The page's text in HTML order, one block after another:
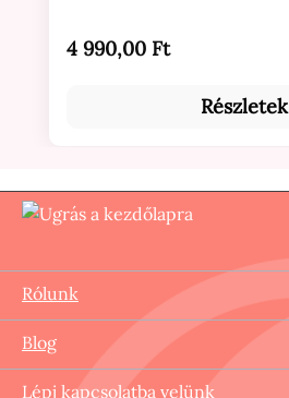
Normál ár:
4 990,00 Ft
Részletek
Rólunk
Blog
Lépj kapcsolatba velünk